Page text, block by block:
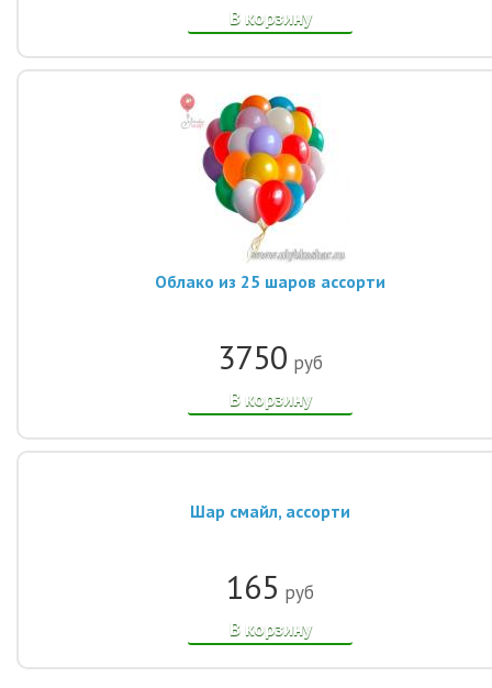
В корзину
Облако из 25 шаров ассорти
3750 руб
В корзину
Шар смайл, ассорти
165 руб
В корзину